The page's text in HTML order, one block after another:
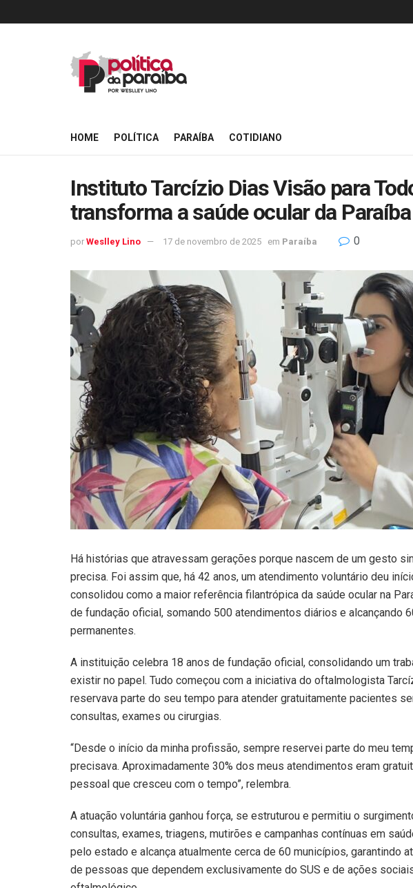
HOME POLÍTICA PARAÍBA COTIDIANO
Instituto Tarcízio Dias Visão para
transforma a saúde ocular da Paraíba
por Weslley Lino 17 de novembro de 2025 em Paraíba 0
Há histórias que atravessam gerações porque nascem de um gesto
precisa. Foi assim que, há 42 anos, um atendimento voluntário deu
consolidou como a maior referência filantrópica da saúde ocular na
de fundação oficial, somando 500 atendimentos diários e alcançando
permanentes.
A instituição celebra 18 anos de fundação oficial, consolidando um
existir no papel. Tudo começou com a iniciativa do oftalmologista
reservava parte do seu tempo para atender gratuitamente pacientes
consultas, exames ou cirurgias.
“Desde o início da minha profissão, sempre reservei parte do meu
precisava. Aproximadamente 30% dos meus atendimentos eram
pessoal que cresceu com o tempo”, relembra.
A atuação voluntária ganhou força, se estruturou e permitiu o
consultas, exames, triagens, mutirões e campanhas contínuas em
pelo estado e alcança atualmente cerca de 60 municípios, garantindo
de pessoas que dependem exclusivamente do SUS e de ações